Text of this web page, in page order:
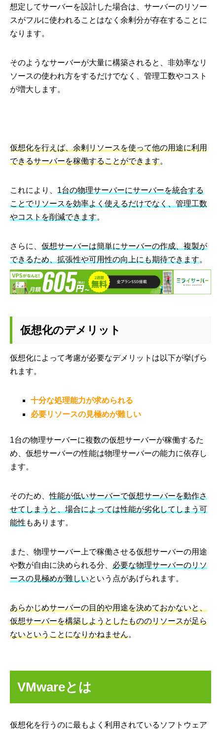
想定してサーバーを設計した場合は、サーバーのリソー
スがフルに使われることはなく余剰分が存在することに
なります。
そのようなサーバーが大量に構築されると、非効率なリ
ソースの使われ方をするだけでなく、管理工数やコスト
が増大します。
仮想化を行えば、余剰リソースを使って他の用途に利用
できるサーバーを稼働することができます。
これにより、 1台の物理サーバーにサーバーを統合する
ことでリソースを効率よく使えるだけでなく、管理工数
やコストを削減できます。
さらに、 仮想サーバーは簡単にサーバーの作成、複製が
できるため、拡張性や可用性の向上にも期待できます。
仮想化のデメリット
仮想化によって考慮が必要なデメリットは以下が挙げら
れます。
十分な処理能力が求められる
必要リソースの見極めが難しい
1台の物理サーバーに複数の仮想サーバーが稼働するた
め、仮想サーバーの性能は物理サーバーの能力に依存し
ます。
そのため、性能が低いサーバーで仮想サーバーを動作さ
せてしまうと、場合によっては性能が劣化してしまう可
能性 もあります。
また、物理サーバー上で稼働させる仮想サーバーの用途
や数が自由に決められる分、 必要な物理サーバーのリソ
ースの見極めが難しいという点があげられます。
あらかじめサーバーの目的や用途を決めておかないと、
仮想サーバーを構築しようとしたもののリソースが足ら
ないということになりかねません。
VMwareとは
仮想化を行うのに最もよく利用されているソフトウェア